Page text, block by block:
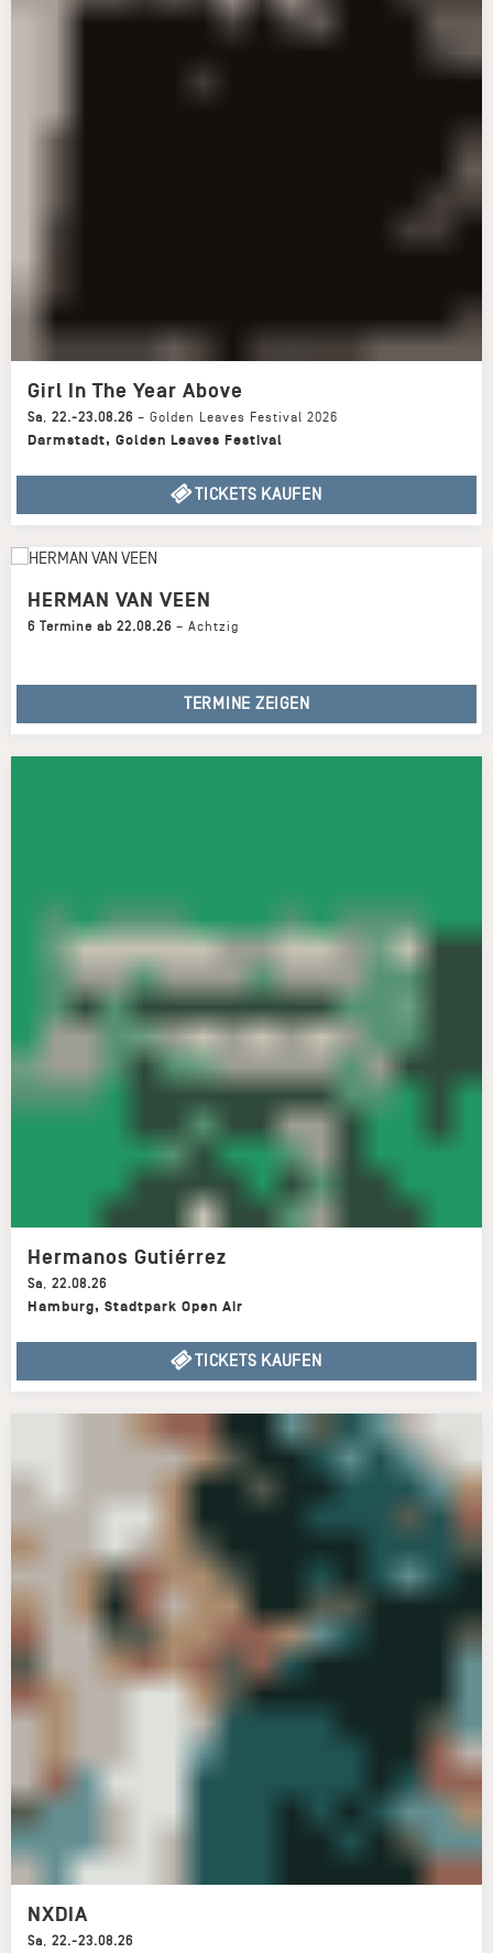
Girl In The Year Above
Sa, 22.-23.08.26 – Golden Leaves Festival 2026
Darmstadt, Golden Leaves Festival
TICKETS KAUFEN
NXDIA
Sa, 22.-23.08.26
Hermanos Gutiérrez
Sa, 22.08.26
Hamburg, Stadtpark Open Air
TICKETS KAUFEN
HERMAN VAN VEEN
6 Termine ab 22.08.26 – Achtzig
TERMINE ZEIGEN